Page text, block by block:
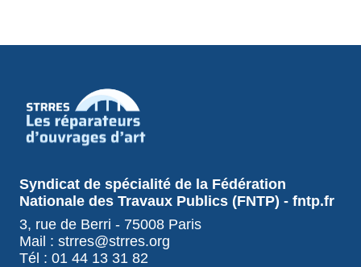
Syndicat de spécialité de la Fédération
Nationale des Travaux Publics (FNTP) - fntp.fr
3, rue de Berri - 75008 Paris
Mail : strres@strres.org
Tél : 01 44 13 31 82